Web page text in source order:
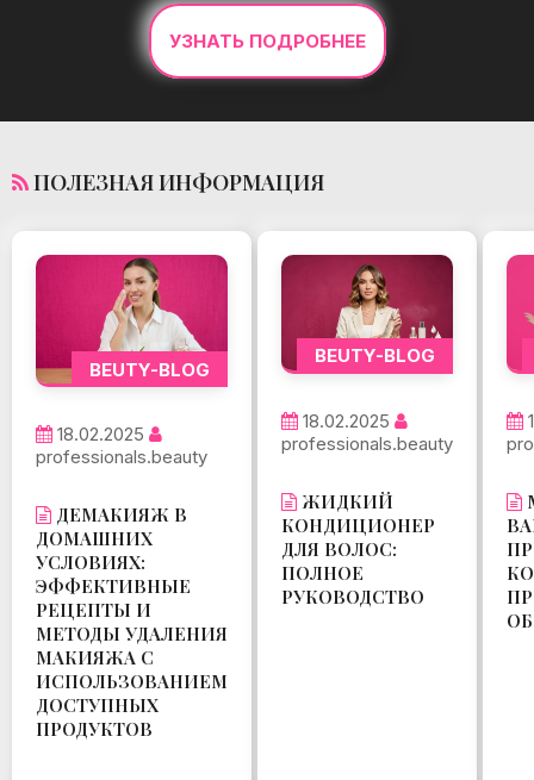
УЗНАТЬ ПОДРОБНЕЕ
ПОЛЕЗНАЯ ИНФОРМАЦИЯ
BEUTY-BLOG
18.02.2025
professionals.beauty
ДЕМАКИЯЖ В
ДОМАШНИХ
УСЛОВИЯХ:
ЭФФЕКТИВНЫЕ
РЕЦЕПТЫ И
МЕТОДЫ УДАЛЕНИЯ
МАКИЯЖА С
ИСПОЛЬЗОВАНИЕМ
ДОСТУПНЫХ
ПРОДУКТОВ
BEUTY-BLOG
18.02.2025
professionals.beauty
ЖИДКИЙ
КОНДИЦИОНЕР
ДЛЯ ВОЛОС:
ПОЛНОЕ
РУКОВОДСТВО